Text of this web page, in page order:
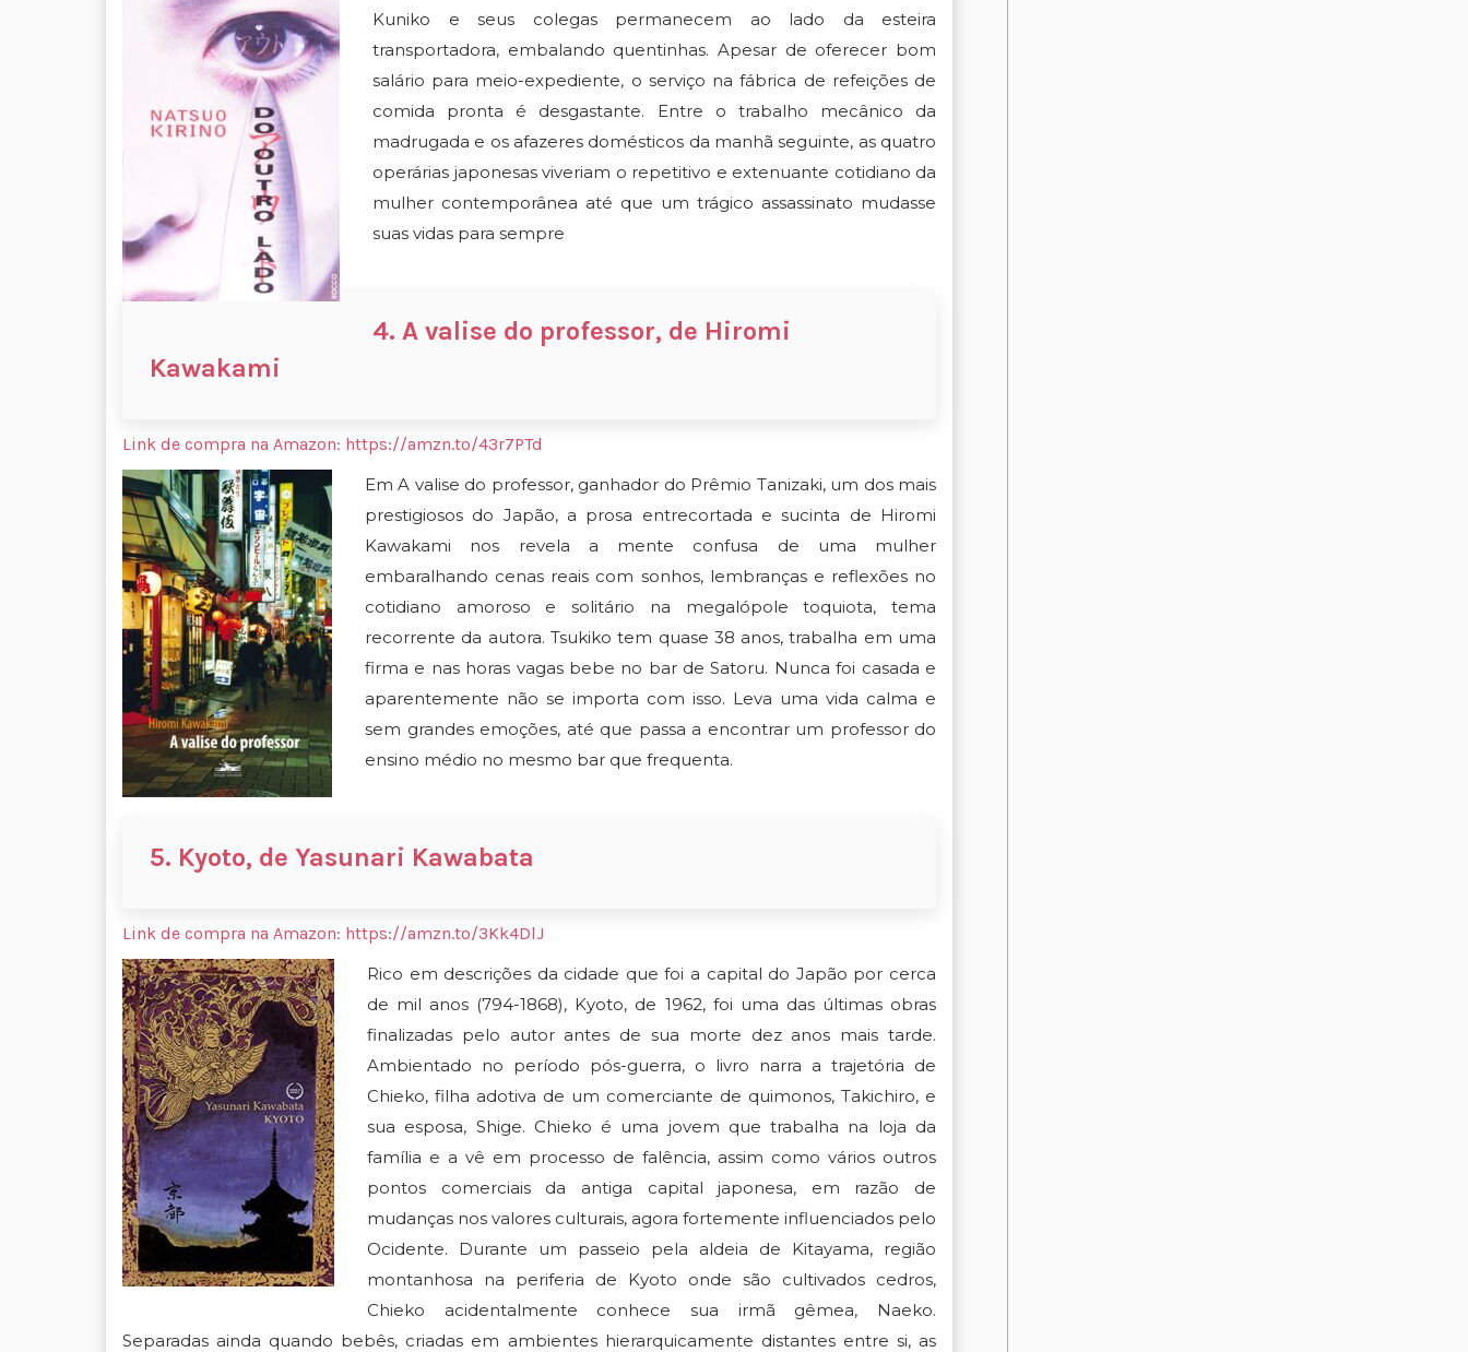
Kuniko e seus colegas permanecem ao lado da esteira
transportadora, embalando quentinhas. Apesar de oferecer bom
salário para meio-expediente, o serviço na fábrica de refeições de
comida pronta é desgastante. Entre o trabalho mecânico da
madrugada e os afazeres domésticos da manhã seguinte, as quatro
operárias japonesas viveriam o repetitivo e extenuante cotidiano da
mulher contemporânea até que um trágico assassinato mudasse
suas vidas para sempre
4. A valise do professor, de Hiromi
Kawakami
Link de compra na Amazon: https://amzn.to/43r7PTd
Em A valise do professor, ganhador do Prêmio Tanizaki, um dos mais
prestigiosos do Japão, a prosa entrecortada e sucinta de Hiromi
Kawakami nos revela a mente confusa de uma mulher
embaralhando cenas reais com sonhos, lembranças e reflexões no
cotidiano amoroso e solitário na megalópole toquiota, tema
recorrente da autora. Tsukiko tem quase 38 anos, trabalha em uma
firma e nas horas vagas bebe no bar de Satoru. Nunca foi casada e
aparentemente não se importa com isso. Leva uma vida calma e
sem grandes emoções, até que passa a encontrar um professor do
ensino médio no mesmo bar que frequenta.
5. Kyoto, de Yasunari Kawabata
Link de compra na Amazon: https://amzn.to/3Kk4DlJ
Rico em descrições da cidade que foi a capital do Japão por cerca
de mil anos (794-1868), Kyoto, de 1962, foi uma das últimas obras
finalizadas pelo autor antes de sua morte dez anos mais tarde.
Ambientado no período pós-guerra, o livro narra a trajetória de
Chieko, filha adotiva de um comerciante de quimonos, Takichiro, e
sua esposa, Shige. Chieko é uma jovem que trabalha na loja da
família e a vê em processo de falência, assim como vários outros
pontos comerciais da antiga capital japonesa, em razão de
mudanças nos valores culturais, agora fortemente influenciados pelo
Ocidente. Durante um passeio pela aldeia de Kitayama, região
montanhosa na periferia de Kyoto onde são cultivados cedros,
Chieko acidentalmente conhece sua irmã gêmea, Naeko.
Separadas ainda quando bebês, criadas em ambientes hierarquicamente distantes entre si, as